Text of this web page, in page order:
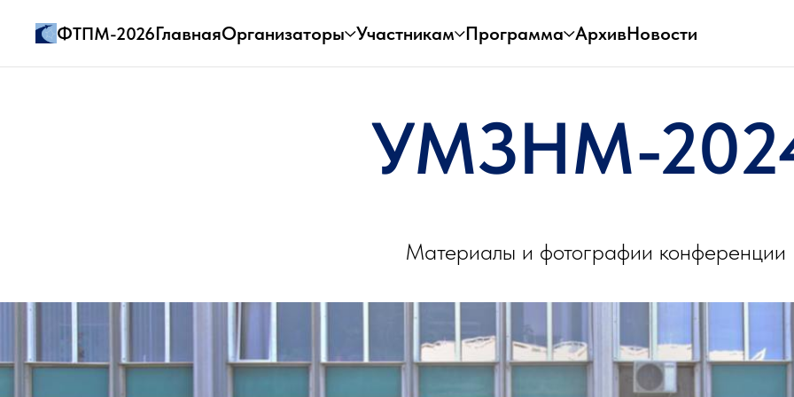
ФТПМ-2026ГлавнаяОрганизаторы Участникам Программа АрхивНовости
УМЗНМ-
Материалы и фотографии конференции